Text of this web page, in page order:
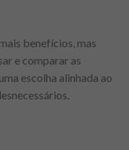
benefícios, mas
e comparar as
escolha alinhada ao